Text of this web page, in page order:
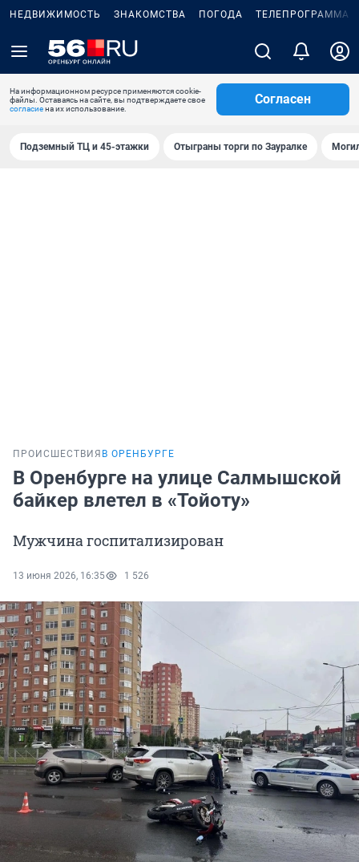
НЕДВИЖИМОСТЬ ЗНАКОМСТВА ПОГОДА ТЕЛЕПРОГРАММА
На информационном ресурсе применяются cookie-
файлы. Оставаясь на сайте, вы подтверждаете свое
согласиена их использование.
Согласен
Подземный ТЦ и 45-этажки Отыграны торги по Зауралке
ПРОИСШЕСТВИЯ В ОРЕНБУРГЕ
В Оренбурге на улице Салмышской
байкер влетел в «Тойоту»
Мужчина госпитализирован
13 июня 2026, 16:35 1 526